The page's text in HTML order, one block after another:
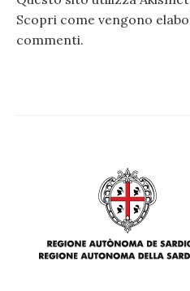
Scopri come vengono
commenti.